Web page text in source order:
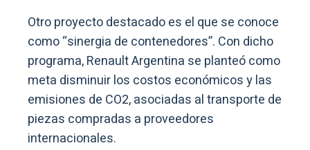
Otro proyecto destacado es el que se conoce
como “sinergia de contenedores”. Con dicho
programa, Renault Argentina se planteó como
meta disminuir los costos económicos y las
emisiones de CO2, asociadas al transporte de
piezas compradas a proveedores
internacionales.